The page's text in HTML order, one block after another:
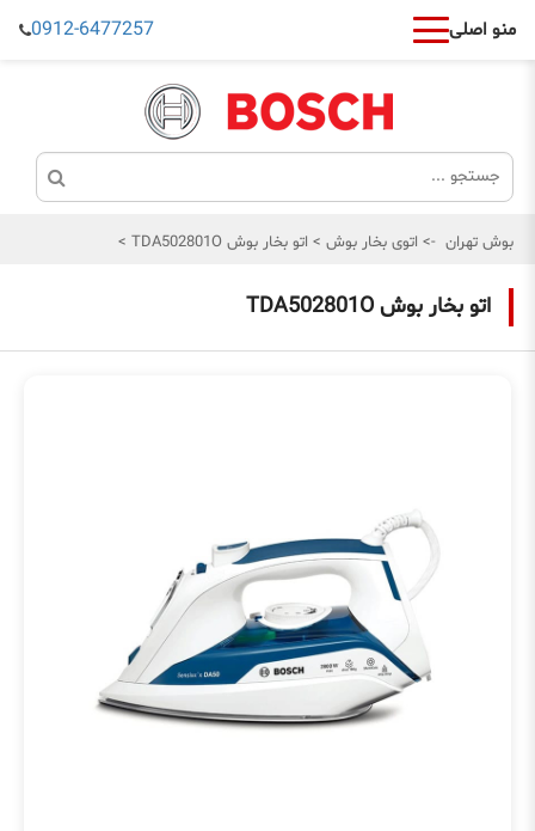
منو اصلی 0912-6477257
بوش تهران -> اتوی بخار بوش > اتو بخار بوش TDA502801O >
اتو بخار بوش TDA502801O